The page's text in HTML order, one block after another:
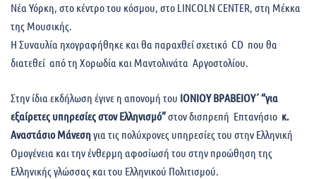
Νέα Υόρκη, στο κέντρο του κόσμου, στο LINCOLN CENTER, στη Μέκκα
της Μουσικής.
Η Συναυλία ηχογραφήθηκε και θα παραχθεί σχετικό CD που θα
διατεθεί από τη Χορωδία και Μαντολινάτα Αργοστολίου.
Στην ίδια εκδήλωση έγινε η απονομή του ΙΟΝΙΟΥ ΒΡΑΒΕΙΟΥ΄ “για
εξαίρετες υπηρεσίες στον Ελληνισμό”στον δισπρεπή Επτανήσιο κ.
Αναστάσιο Μάνεσηγια τις πολύχρονες υπηρεσίες του στην Ελληνική
Ομογένεια και την ένθερμη αφοσίωσή του στην προώθηση της
Ελληνικής γλώσσας και του Ελληνικού Πολιτισμού.